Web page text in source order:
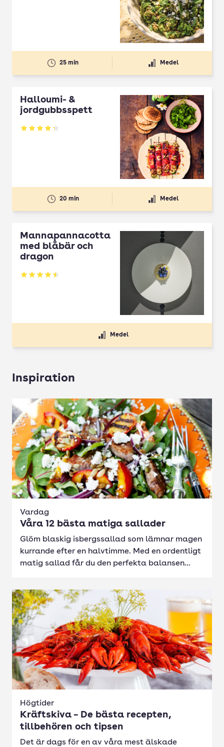
25 min Medel
Halloumi- &
jordgubbsspett
Betyg: 4.3 av 5
20 min Medel
Mannapannacotta
med blåbär och
dragon
Betyg: 4.5 av 5
Medel
Inspiration
Vardag
Våra 12 bästa matiga sallader
Glöm blaskig isbergssallad som lämnar magen
kurrande efter en halvtimme. Med en ordentligt
matig sallad får du den perfekta balansen...
Högtider
Kräftskiva – De bästa recepten,
tillbehören och tipsen
Det är dags för en av våra mest älskade